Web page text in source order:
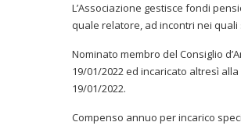
L’Associazione gestisce fondi
quale relatore, ad incontri nei
Nominato membro del Consiglio
19/01/2022 ed incaricato altresì
19/01/2022.
Compenso annuo per incarico